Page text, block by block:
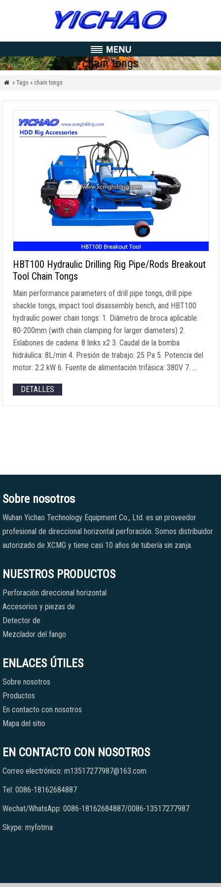
chain tongs
 » Tags » chain tongs
HBT100 Hydraulic Drilling Rig Pipe/Rods Breakout
Tool Chain Tongs
Main performance parameters of drill pipe tongs, drill pipe
shackle tongs, impact tool disassembly bench, and HBT100
hydraulic power chain tongs: 1. Diámetro de broca aplicable:
80-200mm (with chain clamping for larger diameters) 2.
Eslabones de cadena: 8 links x2 3. Caudal de la bomba
hidráulica: 8L/min 4. Presión de trabajo: 25 Pa 5. Potencia del
motor: 2.2 kW 6. Fuente de alimentación trifásica: 380V 7. …
DETALLES
Sobre nosotros
Wuhan Yichao Technology Equipment Co., Ltd. es un proveedor
profesional de direccional horizontal perforación. Somos distribuidor
autorizado de XCMG y tiene casi 10 años de tubería sin zanja.
NUESTROS PRODUCTOS
Perforación direccional horizontal
Accesorios y piezas de
Detector de
Mezclador del fango
ENLACES ÚTILES
Sobre nosotros
Productos
En contacto con nosotros
Mapa del sitio
EN CONTACTO CON NOSOTROS
Correo electrónico: m13517277987@163.com
Tel: 0086-18162684887
Wechat/WhatsApp: 0086-18162684887/0086-13517277987
Skype: myfotma